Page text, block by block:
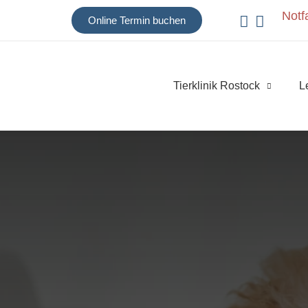
Online Termin buchen
Tierklinik Rostock